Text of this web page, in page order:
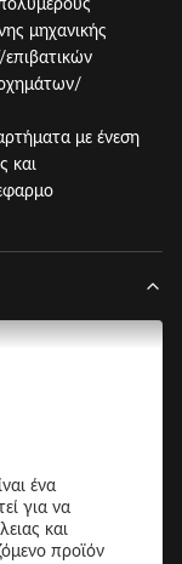
μηχανικής
με ένεση
και
ένα
για να
και
προϊόν